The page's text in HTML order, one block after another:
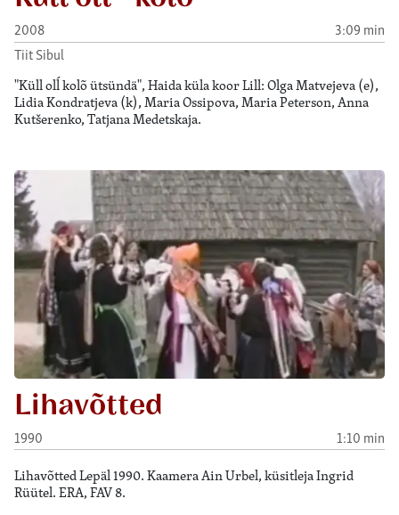
2008
3:09 min
Tiit Sibul
"Küll olĺ kolõ ütsündä", Haida küla koor Lill: Olga Matvejeva (e),
Lidia Kondratjeva (k), Maria Ossipova, Maria Peterson, Anna
Kutšerenko, Tatjana Medetskaja.
Lihavõtted
1990 1:10 min
Lihavõtted Lepäl 1990. Kaamera Ain Urbel, küsitleja Ingrid
Rüütel. ERA, FAV 8.